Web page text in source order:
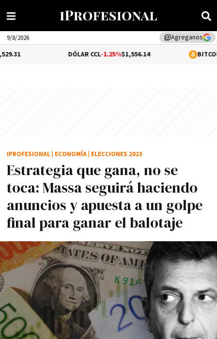
library_addAgreganos
9/8/2026
-1.25%$1,556.14 -0.05%
Estrategia que gana, no se
toca: Massa seguirá haciendo
anuncios y apuesta a un golpe
final para ganar el balotaje
IPROFESIONAL ECONOMÍA ELECCIONES 2023